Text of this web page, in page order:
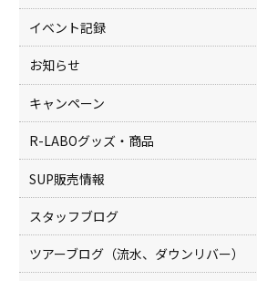
イベント記録
お知らせ
キャンペーン
R-LABOグッズ・商品
SUP販売情報
スタッフブログ
ツアーブログ（流水、ダウンリバー）